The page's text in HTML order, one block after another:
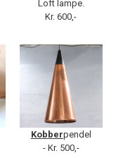
Loft lampe.
Kr. 600,-
Kobberpendel
- Kr. 500,-